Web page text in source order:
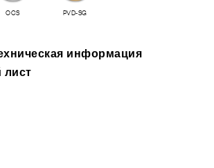
OCS PVD-SG
информация
лист